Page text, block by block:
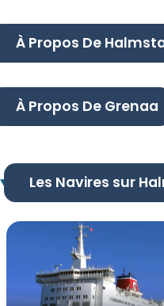
À Propos De
À Propos De Grenaa
Les Navires sur